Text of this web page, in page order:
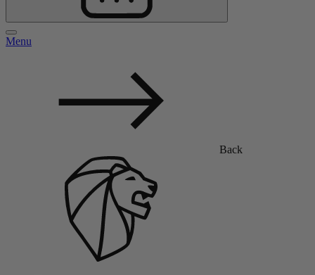
Menu
Back